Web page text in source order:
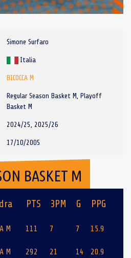
Simone Surfaro
Italia
BICOCCA M
Regular Season Basket M, Playoff
Basket M
2024/25, 2025/26
17/10/2005
BASKET M
PTS 3PM G PPG
M 111 7 7 15.9
M 292 21 14 20.9